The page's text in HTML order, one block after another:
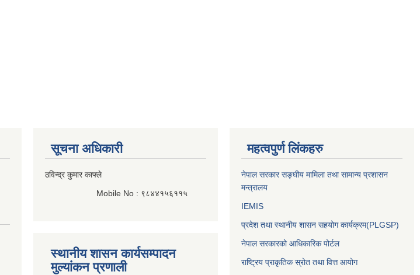
सूचना अधिकारी
ठविन्द्र कुमार काफ्ले
Mobile No : ९८४४१५६११५
स्थानीय शासन कार्यसम्पादन
मुल्यांकन प्रणाली
महत्वपुर्ण लिंकहरु
नेपाल सरकार सङ्घीय मामिला तथा सामान्य प्रशासन
मन्त्रालय
IEMIS
प्रदेश तथा स्थानीय शासन सहयोग कार्यक्रम(PLGSP)
नेपाल सरकारको आधिकारिक पोर्टल
राष्ट्रिय प्राकृतिक स्रोत तथा वित्त आयोग